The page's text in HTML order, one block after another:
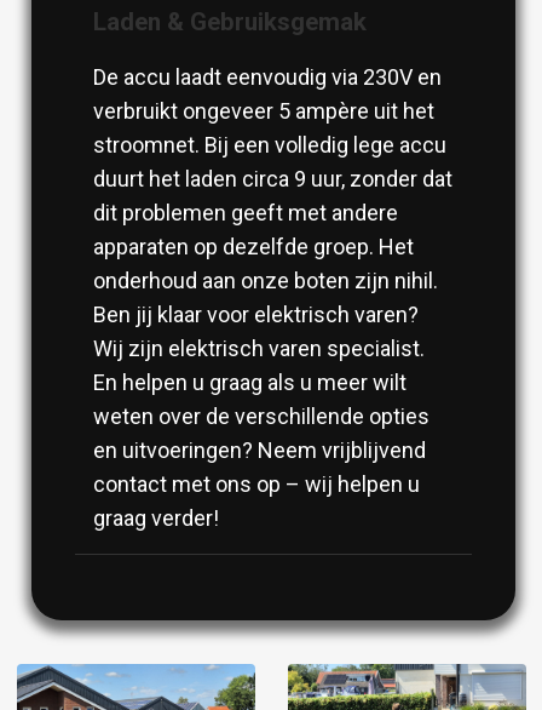
Laden & Gebruiksgemak
De accu laadt eenvoudig via 230V en
verbruikt ongeveer 5 ampère uit het
stroomnet. Bij een volledig lege accu
duurt het laden circa 9 uur, zonder dat
dit problemen geeft met andere
apparaten op dezelfde groep. Het
onderhoud aan onze boten zijn nihil.
Ben jij klaar voor elektrisch varen?
Wij zijn elektrisch varen specialist.
En helpen u graag als u meer wilt
weten over de verschillende opties
en uitvoeringen? Neem vrijblijvend
contact met ons op – wij helpen u
graag verder!
Image Image